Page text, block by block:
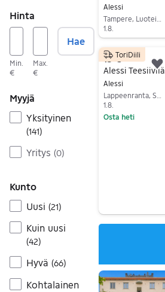
Hinta
Min.
€
Max.
€
Hae
Myyjä
Yksityinen
(141)
Yritys (0)
Kunto
Uusi (21)
Kuin uusi
(42)
Hyvä (66)
Kohtalainen
Alessi
1.8.
15 €
Alessi Teesiivilä
Alessi
1.8.
Osta heti
ToriDiili